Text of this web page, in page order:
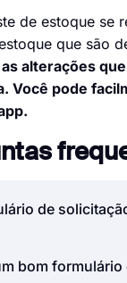
de estoque se
que são
alterações
Você pode
de
solicitação é
bom